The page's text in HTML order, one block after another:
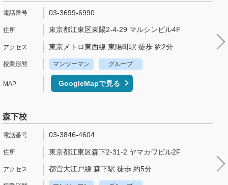
03-3699-6990
東京都江東区東陽2-4-29 マルシンビル4F
東京メトロ東西線 東陽町駅 徒歩 約2分
マンツーマン グループ
GoogleMapで見る
森下校
03-3846-4604
東京都江東区森下2-31-2 ヤマカワビル2F
都営大江戸線 森下駅 徒歩 約5分